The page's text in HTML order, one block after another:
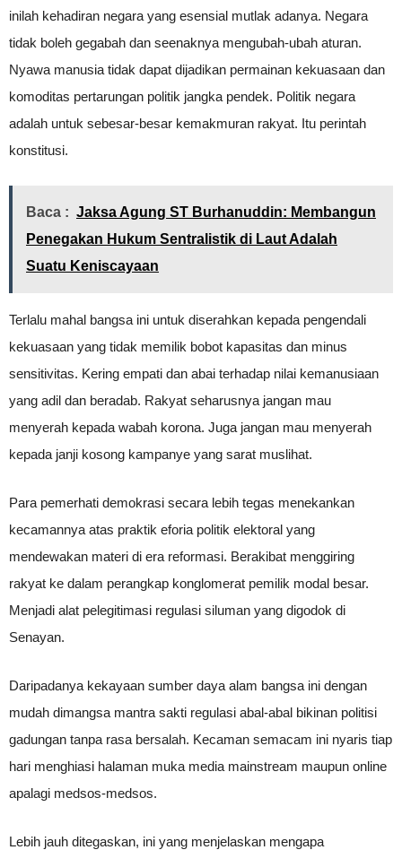
inilah kehadiran negara yang esensial mutlak adanya. Negara
tidak boleh gegabah dan seenaknya mengubah-ubah aturan.
Nyawa manusia tidak dapat dijadikan permainan kekuasaan dan
komoditas pertarungan politik jangka pendek. Politik negara
adalah untuk sebesar-besar kemakmuran rakyat. Itu perintah
konstitusi.
Baca : Jaksa Agung ST Burhanuddin: Membangun
Penegakan Hukum Sentralistik di Laut Adalah
Suatu Keniscayaan
Terlalu mahal bangsa ini untuk diserahkan kepada pengendali
kekuasaan yang tidak memilik bobot kapasitas dan minus
sensitivitas. Kering empati dan abai terhadap nilai kemanusiaan
yang adil dan beradab. Rakyat seharusnya jangan mau
menyerah kepada wabah korona. Juga jangan mau menyerah
kepada janji kosong kampanye yang sarat muslihat.
Para pemerhati demokrasi secara lebih tegas menekankan
kecamannya atas praktik eforia politik elektoral yang
mendewakan materi di era reformasi. Berakibat menggiring
rakyat ke dalam perangkap konglomerat pemilik modal besar.
Menjadi alat pelegitimasi regulasi siluman yang digodok di
Senayan.
Daripadanya kekayaan sumber daya alam bangsa ini dengan
mudah dimangsa mantra sakti regulasi abal-abal bikinan politisi
gadungan tanpa rasa bersalah. Kecaman semacam ini nyaris tiap
hari menghiasi halaman muka media mainstream maupun online
apalagi medsos-medsos.
Lebih jauh ditegaskan, ini yang menjelaskan mengapa